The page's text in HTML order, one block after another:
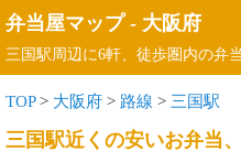
弁当屋マップ- 大阪府
三国駅周辺に6軒、徒歩圏内の弁
TOP> 大阪府 > 路線 > 三国駅
三国駅近くの安いお弁当